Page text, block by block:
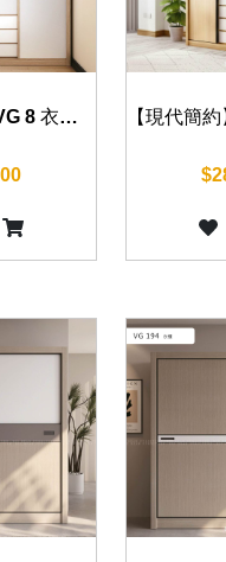
【現代簡約】VG 8 衣櫃 200cm